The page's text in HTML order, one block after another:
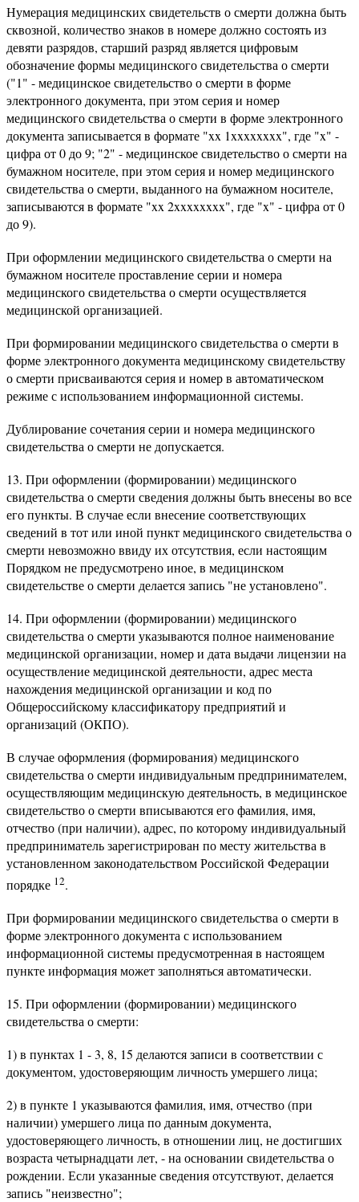
Нумерация медицинских свидетельств о смерти должна быть
сквозной, количество знаков в номере должно состоять из
девяти разрядов, старший разряд является цифровым
обозначение формы медицинского свидетельства о смерти
("1" - медицинское свидетельство о смерти в форме
электронного документа, при этом серия и номер
медицинского свидетельства о смерти в форме электронного
документа записывается в формате "xx 1xxxxxxxx", где "x" -
цифра от 0 до 9; "2" - медицинское свидетельство о смерти на
бумажном носителе, при этом серия и номер медицинского
свидетельства о смерти, выданного на бумажном носителе,
записываются в формате "xx 2xxxxxxxx", где "x" - цифра от 0
до 9).
При оформлении медицинского свидетельства о смерти на
бумажном носителе проставление серии и номера
медицинского свидетельства о смерти осуществляется
медицинской организацией.
При формировании медицинского свидетельства о смерти в
форме электронного документа медицинскому свидетельству
о смерти присваиваются серия и номер в автоматическом
режиме с использованием информационной системы.
Дублирование сочетания серии и номера медицинского
свидетельства о смерти не допускается.
13. При оформлении (формировании) медицинского
свидетельства о смерти сведения должны быть внесены во все
его пункты. В случае если внесение соответствующих
сведений в тот или иной пункт медицинского свидетельства о
смерти невозможно ввиду их отсутствия, если настоящим
Порядком не предусмотрено иное, в медицинском
свидетельстве о смерти делается запись "не установлено".
14. При оформлении (формировании) медицинского
свидетельства о смерти указываются полное наименование
медицинской организации, номер и дата выдачи лицензии на
осуществление медицинской деятельности, адрес места
нахождения медицинской организации и код по
Общероссийскому классификатору предприятий и
организаций (ОКПО).
В случае оформления (формирования) медицинского
свидетельства о смерти индивидуальным предпринимателем,
осуществляющим медицинскую деятельность, в медицинское
свидетельство о смерти вписываются его фамилия, имя,
отчество (при наличии), адрес, по которому индивидуальный
предприниматель зарегистрирован по месту жительства в
установленном законодательством Российской Федерации
порядке 12.
При формировании медицинского свидетельства о смерти в
форме электронного документа с использованием
информационной системы предусмотренная в настоящем
пункте информация может заполняться автоматически.
15. При оформлении (формировании) медицинского
свидетельства о смерти:
1) в пунктах 1 - 3, 8, 15 делаются записи в соответствии с
документом, удостоверяющим личность умершего лица;
2) в пункте 1 указываются фамилия, имя, отчество (при
наличии) умершего лица по данным документа,
удостоверяющего личность, в отношении лиц, не достигших
возраста четырнадцати лет, - на основании свидетельства о
рождении. Если указанные сведения отсутствуют, делается
запись "неизвестно";